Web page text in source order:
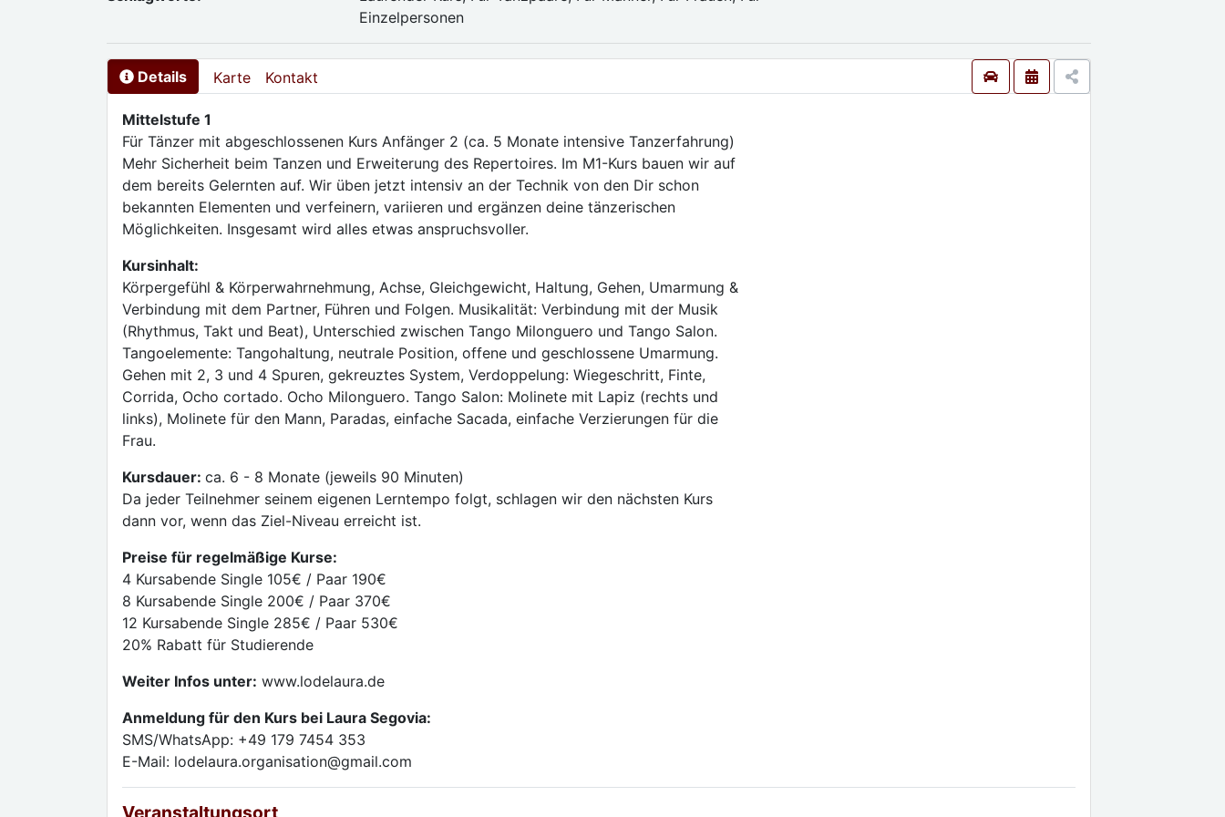
Einzelpersonen
Details Karte Kontakt
Mittelstufe 1
Für Tänzer mit abgeschlossenen Kurs Anfänger 2 (ca. 5 Monate intensive Tanzerfahrung)
Mehr Sicherheit beim Tanzen und Erweiterung des Repertoires. Im M1-Kurs bauen wir auf
dem bereits Gelernten auf. Wir üben jetzt intensiv an der Technik von den Dir schon
bekannten Elementen und verfeinern, variieren und ergänzen deine tänzerischen
Möglichkeiten. Insgesamt wird alles etwas anspruchsvoller.
Kursinhalt:
Körpergefühl & Körperwahrnehmung, Achse, Gleichgewicht, Haltung, Gehen, Umarmung &
Verbindung mit dem Partner, Führen und Folgen. Musikalität: Verbindung mit der Musik
(Rhythmus, Takt und Beat), Unterschied zwischen Tango Milonguero und Tango Salon.
Tangoelemente: Tangohaltung, neutrale Position, offene und geschlossene Umarmung.
Gehen mit 2, 3 und 4 Spuren, gekreuztes System, Verdoppelung: Wiegeschritt, Finte,
Corrida, Ocho cortado. Ocho Milonguero. Tango Salon: Molinete mit Lapiz (rechts und
links), Molinete für den Mann, Paradas, einfache Sacada, einfache Verzierungen für die
Frau.
Kursdauer: ca. 6 - 8 Monate (jeweils 90 Minuten)
Da jeder Teilnehmer seinem eigenen Lerntempo folgt, schlagen wir den nächsten Kurs
dann vor, wenn das Ziel-Niveau erreicht ist.
Preise für regelmäßige Kurse:
4 Kursabende Single 105€ / Paar 190€
8 Kursabende Single 200€ / Paar 370€
12 Kursabende Single 285€ / Paar 530€
20% Rabatt für Studierende
Weiter Infos unter: www.lodelaura.de
Anmeldung für den Kurs bei Laura Segovia:
SMS/WhatsApp: +49 179 7454 353
E-Mail: lodelaura.organisation@gmail.com
Veranstaltungsort